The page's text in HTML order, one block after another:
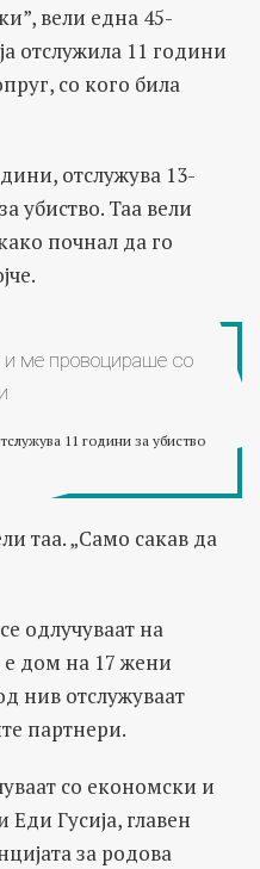
вели една 45-
отслужила 11 години
со кого била
отслужува 13-
убиство. Таа вели
почнал да го
ме провоцираше со
11 години за убиство
таа. „Само сакав да
одлучуваат на
е дом на 17 жени
нив отслужуваат
партнери.
со економски и
Гусија, главен
за родова